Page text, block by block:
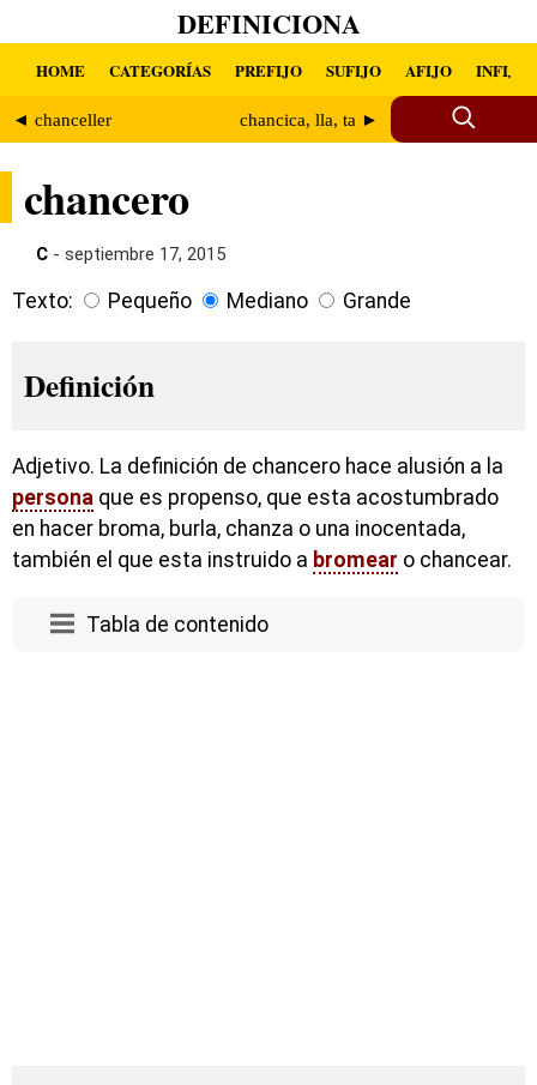
DEFINICIONA
HOME CATEGORÍAS PREFIJO SUFIJO AFIJO INFIJO
◄ chanceller chancica, lla, ta ►
chancero
C - septiembre 17, 2015
Texto: Pequeño Mediano Grande
Definición
Adjetivo. La definición de chancero hace alusión a la
persona que es propenso, que esta acostumbrado
en hacer broma, burla, chanza o una inocentada,
también el que esta instruido a bromear o chancear.
Tabla de contenido